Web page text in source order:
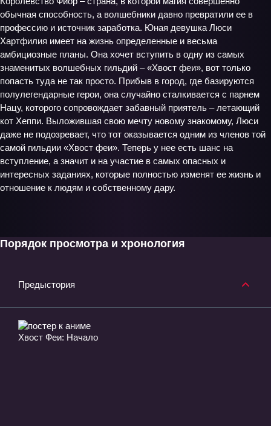
обычная способность, а волшебники давно превратили ее в
профессию и источник заработка. Юная девушка Люси
Хартфилия имеет на жизнь определенные и весьма
амбициозные планы. Она хочет вступить в одну из самых
знаменитых волшебных гильдий – «Хвост феи», вот только
попасть туда не так просто. Прибыв в город, где базируются
полулегендарные герои, она случайно сталкивается с парнем
Нацу, которого сопровождает забавный приятель – летающий
кот Хеппи. Выложившая свою мечту новому знакомому, Люси
даже не подозревает, что тот оказывается одним из членов той
самой гильдии «Хвост феи». Теперь у нее есть шанс на
вступление, а значит и на участие в самых опасных и
интересных заданиях, которые полностью изменят ее жизнь и
отношение к людям и собственному дару.
Порядок просмотра и хронология
Предыстория